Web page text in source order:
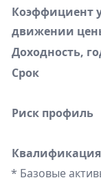
Коэффициент
движении
Доходность,
Срок
Риск профиль
Квалификация
* Базовые